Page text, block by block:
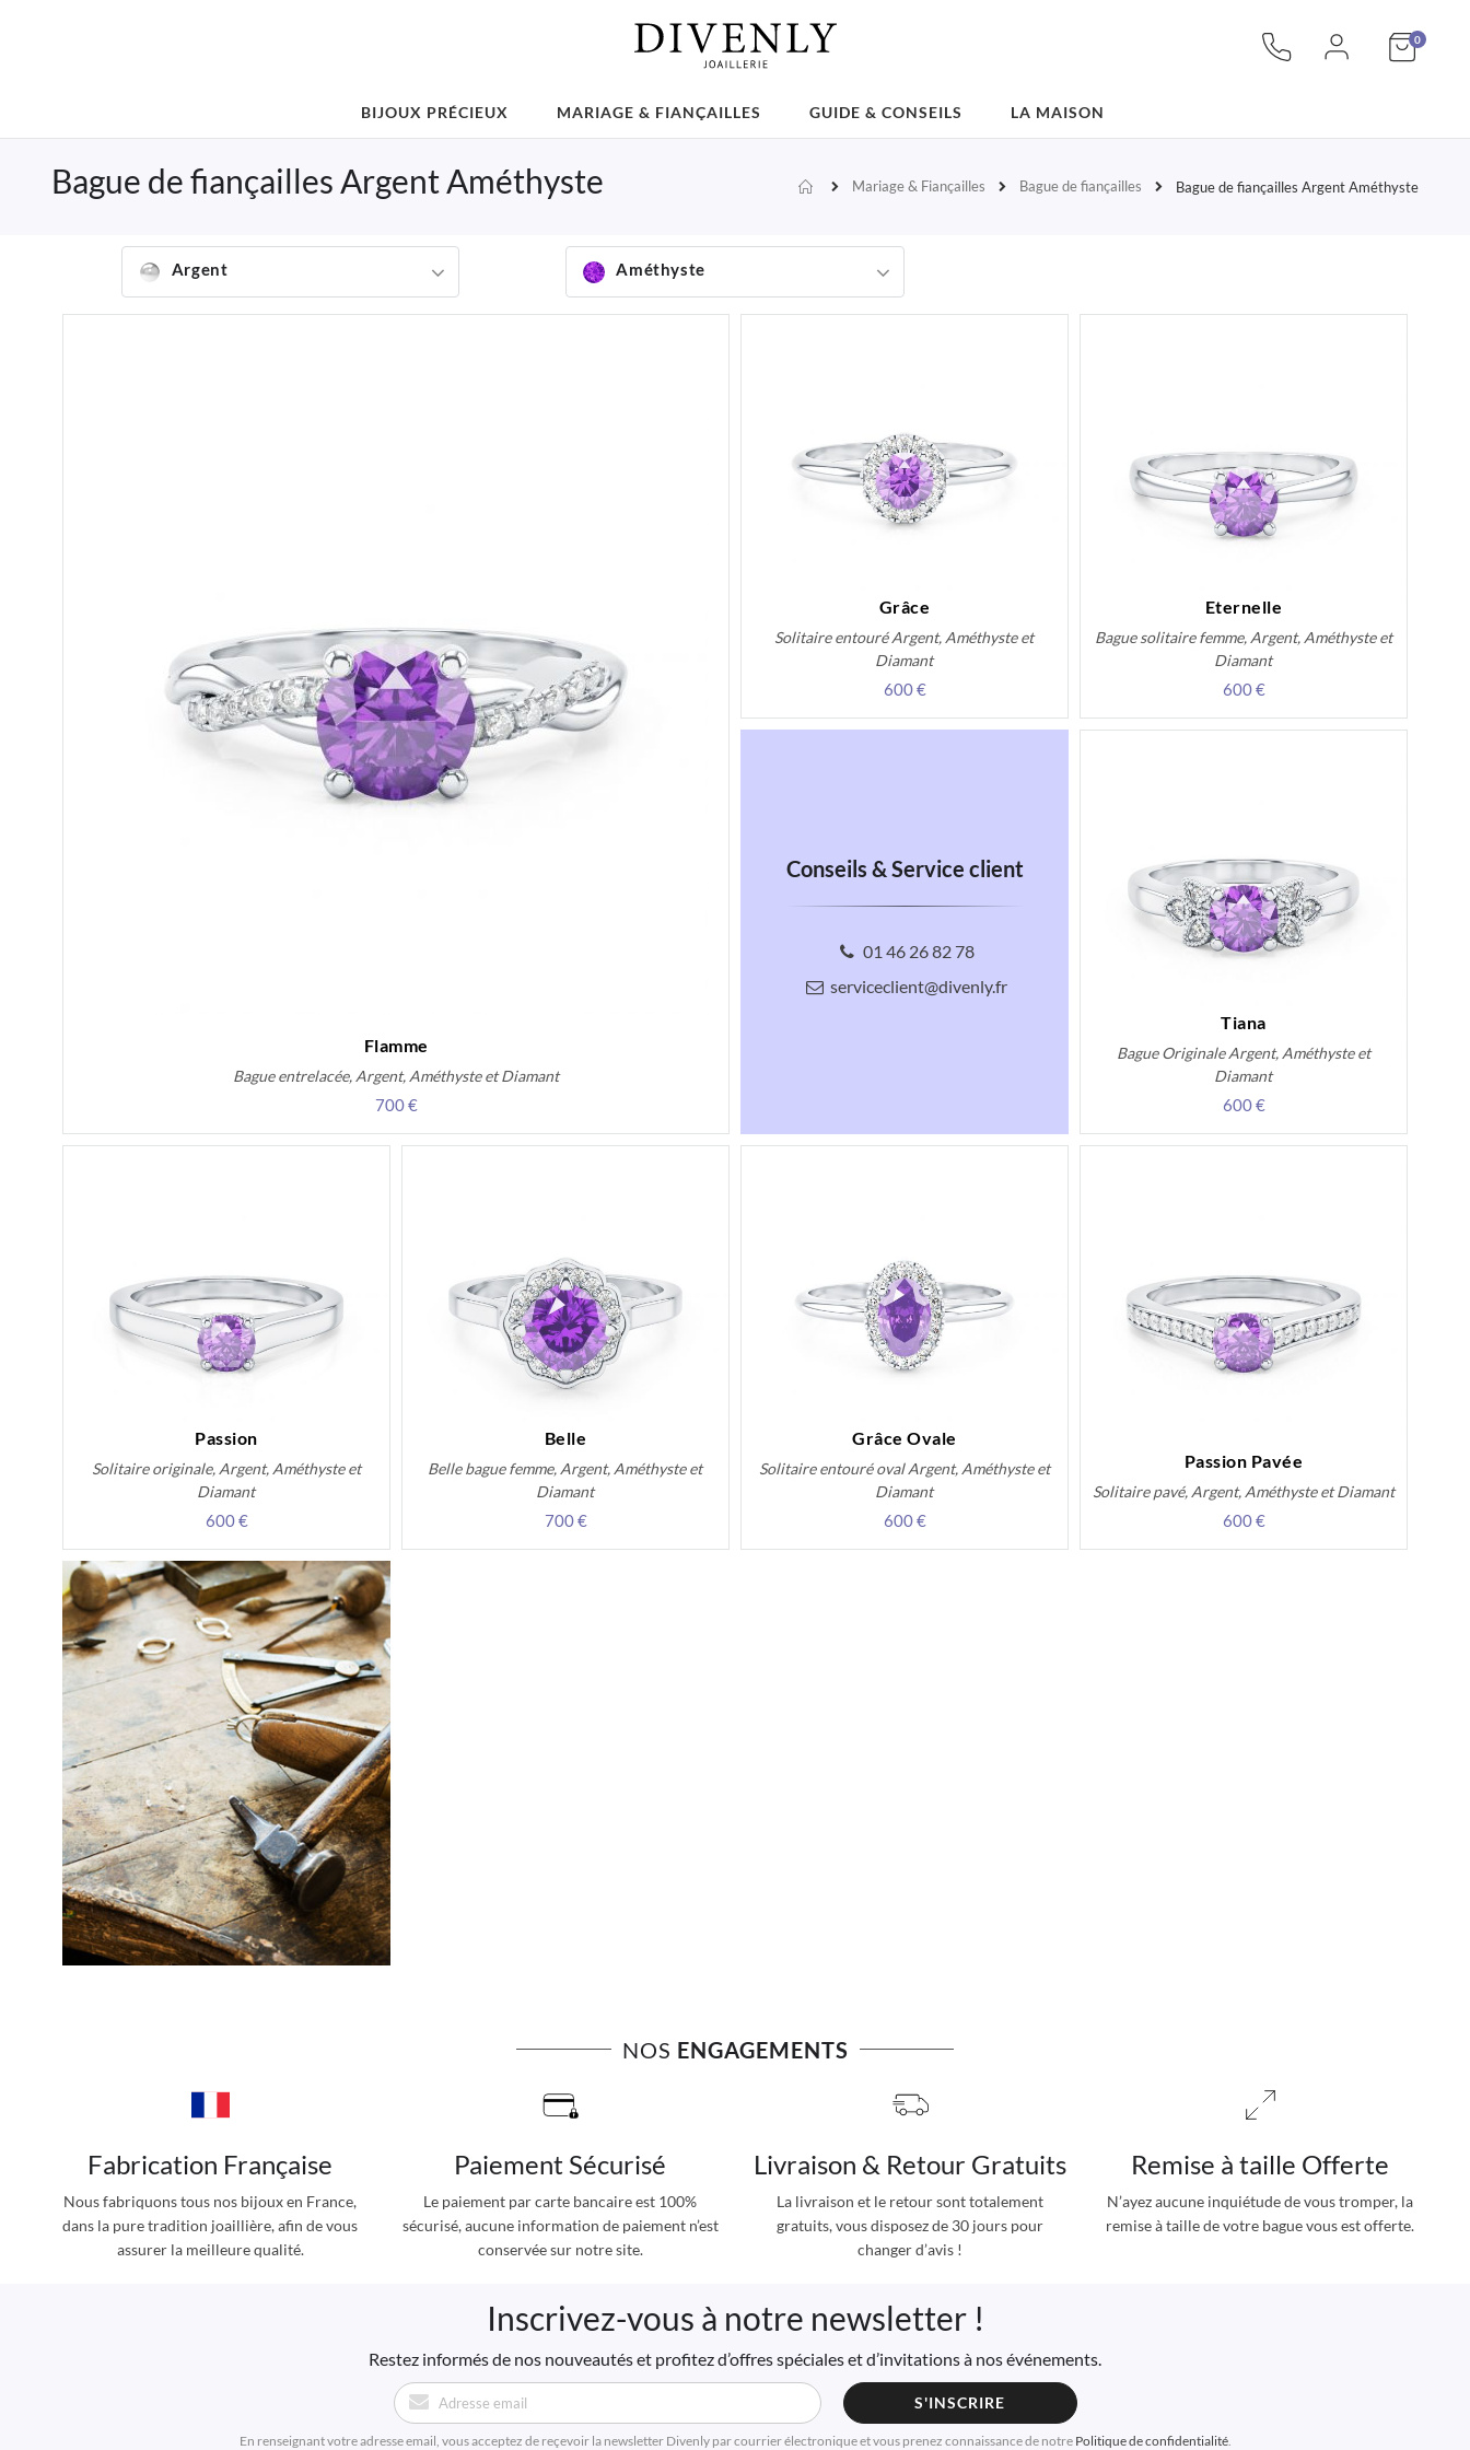
Mon
0articles
BIJOUX PRÉCIEUX MARIAGE & FIANÇAILLES GUIDE & CONSEILS LA MAISON
AccueilMariage & Fiançailles Bague de fiançailles Bague de fiançailles Argent Améthyste
Bague de fiançailles Argent Améthyste
Argent Améthyste
Flamme
Bague entrelacée, Argent, Améthyste et Diamant
700 €
Grâce
Solitaire entouré Argent, Améthyste et
Diamant
600 €
Eternelle
Bague solitaire femme, Argent, Améthyste et
Diamant
600 €
Conseils & Service client
01 46 26 82 78
serviceclient@divenly.fr
Tiana
Bague Originale Argent, Améthyste et
Diamant
600 €
Passion
Solitaire originale, Argent, Améthyste et
Diamant
600 €
Belle
Belle bague femme, Argent, Améthyste et
Diamant
700 €
Grâce Ovale
Solitaire entouré oval Argent, Améthyste et
Diamant
600 €
Passion Pavée
Solitaire pavé, Argent, Améthyste et Diamant
600 €
NOS ENGAGEMENTS
Fabrication Française
Nous fabriquons tous nos bijoux en France,
dans la pure tradition joaillière, afin de vous
assurer la meilleure qualité.
Paiement Sécurisé
Le paiement par carte bancaire est 100%
sécurisé, aucune information de paiement n’est
conservée sur notre site.
Livraison & Retour Gratuits
La livraison et le retour sont totalement
gratuits, vous disposez de 30 jours pour
changer d’avis !
Remise à taille Offerte
N’ayez aucune inquiétude de vous tromper, la
remise à taille de votre bague vous est offerte.
Inscrivez-vous à notre newsletter !
Restez informés de nos nouveautés et profitez d’offres spéciales et d’invitations à nos événements.
S'INSCRIRE
En renseignant votre adresse email, vous acceptez de reçevoir la newsletter Divenly par courrier électronique et vous prenez connaissance de notre Politique de confidentialité.